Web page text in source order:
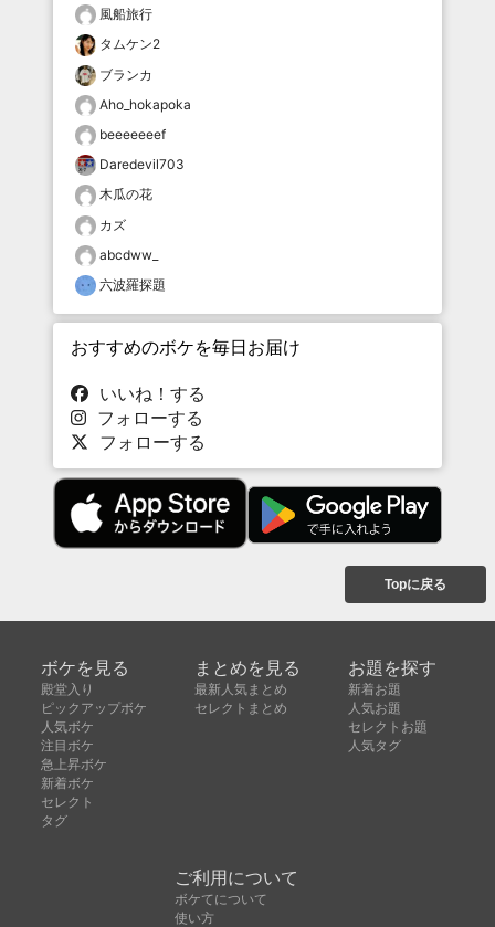
風船旅行
タムケン2
ブランカ
Aho_hokapoka
beeeeeeef
Daredevil703
木瓜の花
カズ
abcdww_
六波羅探題
おすすめのボケを毎日お届け
いいね！する
フォローする
フォローする
Topに戻る
ボケを見る
殿堂入り
ピックアップボケ
人気ボケ
注目ボケ
急上昇ボケ
新着ボケ
セレクト
タグ
まとめを見る
最新人気まとめ
セレクトまとめ
お題を探す
新着お題
人気お題
セレクトお題
人気タグ
ご利用について
ボケてについて
使い方